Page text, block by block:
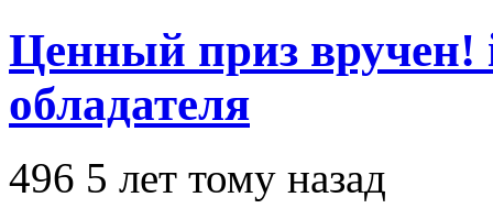
Ценный приз вручен!
обладателя
496 5 лет тому назад